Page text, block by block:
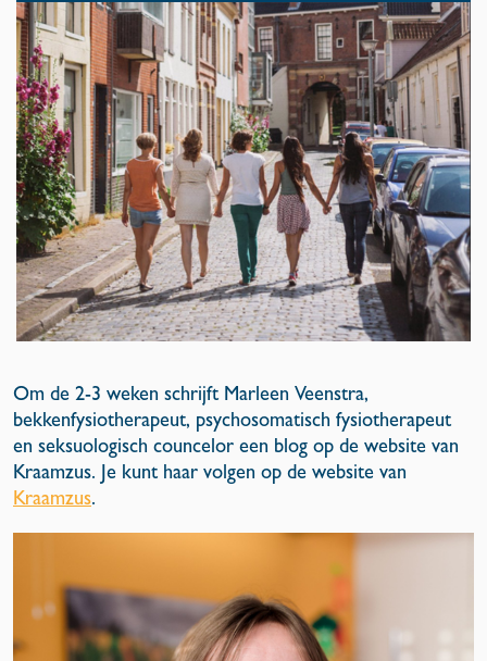
Om de 2-3 weken schrijft Marleen Veenstra,
bekkenfysiotherapeut, psychosomatisch fysiotherapeut
en seksuologisch councelor een blog op de website van
Kraamzus. Je kunt haar volgen op de website van
Kraamzus.